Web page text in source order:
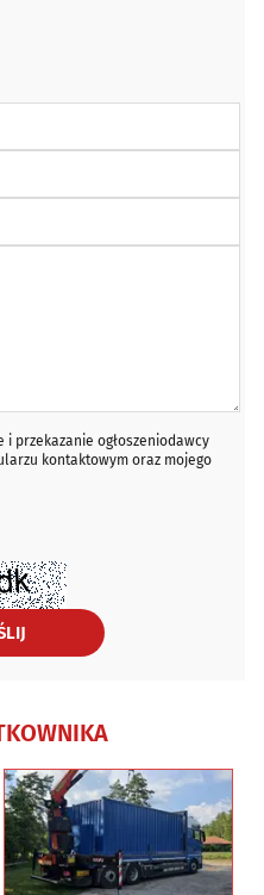
i przekazanie ogłoszeniodawcy
kontaktowym oraz mojego